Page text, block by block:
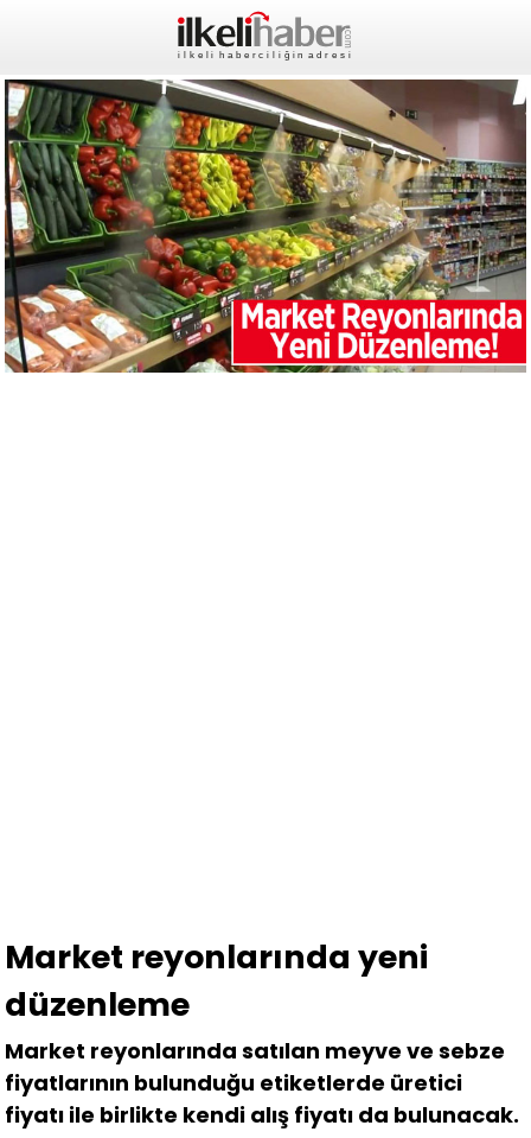
Market reyonlarında yeni
düzenleme
Market reyonlarında satılan meyve ve sebze
fiyatlarının bulunduğu etiketlerde üretici
fiyatı ile birlikte kendi alış fiyatı da bulunacak.